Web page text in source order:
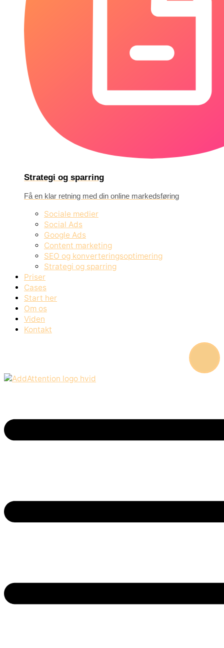
Strategi og sparring
Få en klar retning med din online markedsføring
Sociale medier
Social Ads
Google Ads
Content marketing
SEO og konverteringsoptimering
Strategi og sparring
Priser
Cases
Start her
Om os
Viden
Kontakt